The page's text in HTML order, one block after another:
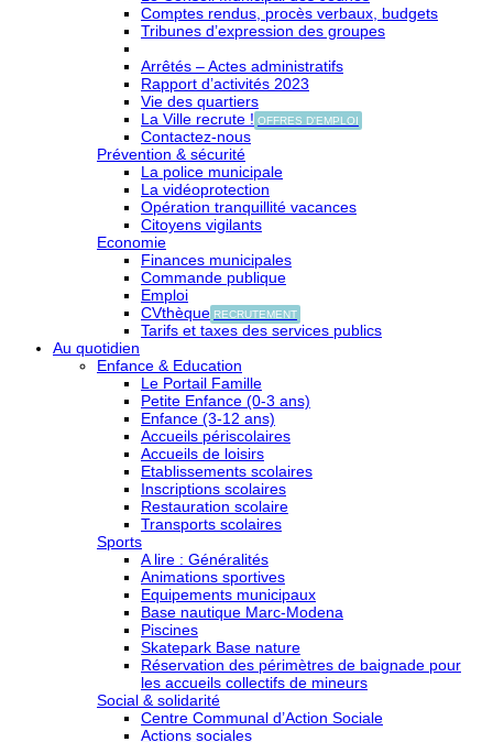
Comptes rendus, procès verbaux, budgets
Tribunes d’expression des groupes
Arrêtés – Actes administratifs
Rapport d’activités 2023
Vie des quartiers
La Ville recrute ! OFFRES D'EMPLOI
Contactez-nous
Prévention & sécurité
La police municipale
La vidéoprotection
Opération tranquillité vacances
Citoyens vigilants
Economie
Finances municipales
Commande publique
Emploi
CVthèque RECRUTEMENT
Tarifs et taxes des services publics
Au quotidien
Enfance & Education
Le Portail Famille
Petite Enfance (0-3 ans)
Enfance (3-12 ans)
Accueils périscolaires
Accueils de loisirs
Etablissements scolaires
Inscriptions scolaires
Restauration scolaire
Transports scolaires
Sports
A lire : Généralités
Animations sportives
Equipements municipaux
Base nautique Marc-Modena
Piscines
Skatepark Base nature
Réservation des périmètres de baignade pour
les accueils collectifs de mineurs
Social & solidarité
Centre Communal d’Action Sociale
Actions sociales